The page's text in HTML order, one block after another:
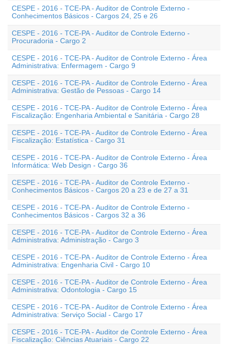
CESPE - 2016 - TCE-PA - Auditor de Controle Externo -
Conhecimentos Básicos - Cargos 24, 25 e 26
CESPE - 2016 - TCE-PA - Auditor de Controle Externo -
Procuradoria - Cargo 2
CESPE - 2016 - TCE-PA - Auditor de Controle Externo - Área
Administrativa: Enfermagem - Cargo 9
CESPE - 2016 - TCE-PA - Auditor de Controle Externo - Área
Administrativa: Gestão de Pessoas - Cargo 14
CESPE - 2016 - TCE-PA - Auditor de Controle Externo - Área
Fiscalização: Engenharia Ambiental e Sanitária - Cargo 28
CESPE - 2016 - TCE-PA - Auditor de Controle Externo - Área
Fiscalização: Estatística - Cargo 31
CESPE - 2016 - TCE-PA - Auditor de Controle Externo - Área
Informática: Web Design - Cargo 36
CESPE - 2016 - TCE-PA - Auditor de Controle Externo -
Conhecimentos Básicos - Cargos 20 a 23 e de 27 a 31
CESPE - 2016 - TCE-PA - Auditor de Controle Externo -
Conhecimentos Básicos - Cargos 32 a 36
CESPE - 2016 - TCE-PA - Auditor de Controle Externo - Área
Administrativa: Administração - Cargo 3
CESPE - 2016 - TCE-PA - Auditor de Controle Externo - Área
Administrativa: Engenharia Civil - Cargo 10
CESPE - 2016 - TCE-PA - Auditor de Controle Externo - Área
Administrativa: Odontologia - Cargo 15
CESPE - 2016 - TCE-PA - Auditor de Controle Externo - Área
Administrativa: Serviço Social - Cargo 17
CESPE - 2016 - TCE-PA - Auditor de Controle Externo - Área
Fiscalização: Ciências Atuariais - Cargo 22